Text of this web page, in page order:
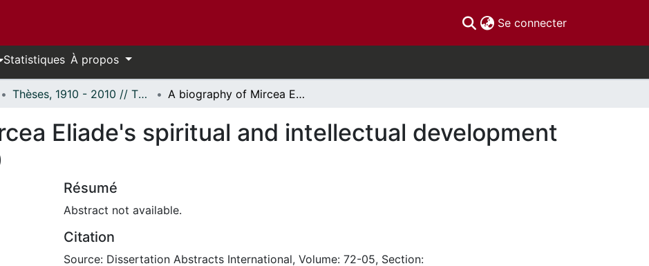
Se connecter(current)
Statistiques À propos
Thèses, 1910 - 2010 // Theses, 1910 - 2010 A biography of Mircea Eliade's spiritual and intellectual development from 1917 to 1940
Eliade's spiritual and intellectual development
Résumé
Abstract not available.
Citation
Source: Dissertation Abstracts International, Volume: 72-05, Section: